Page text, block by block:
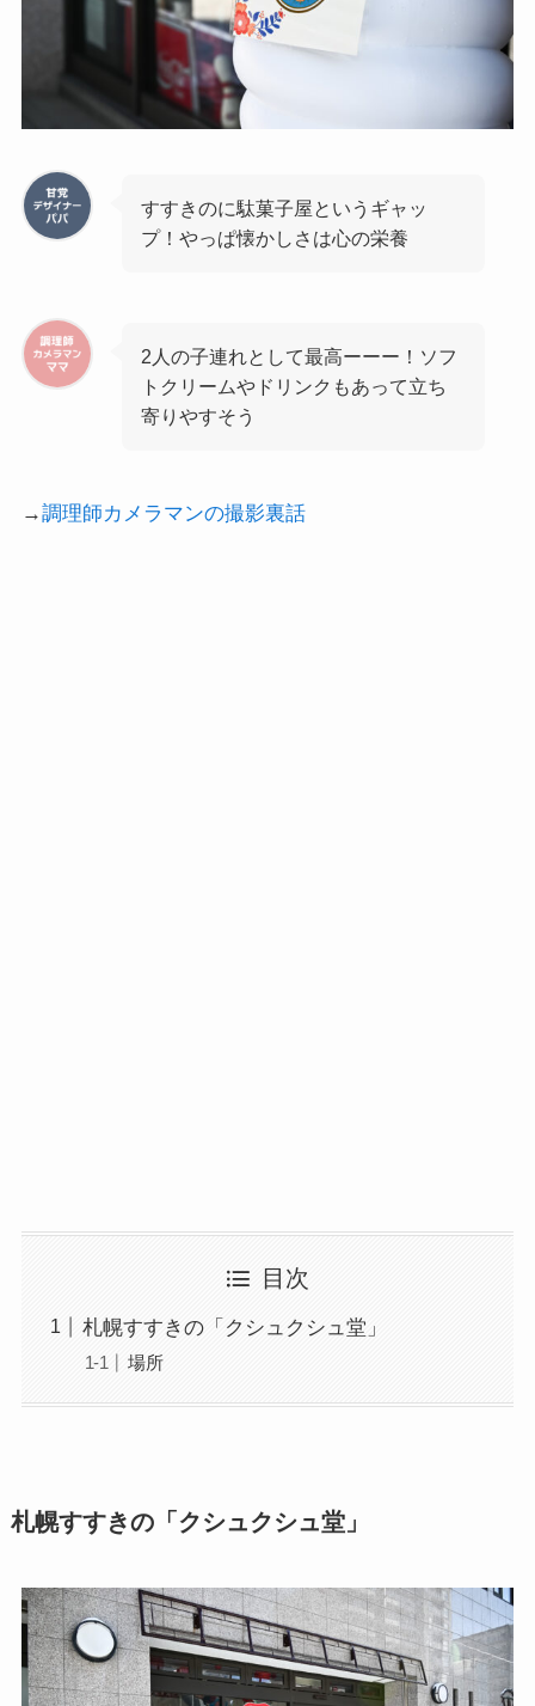
すすきのに駄菓子屋というギャッ
プ！やっぱ懐かしさは心の栄養
2人の子連れとして最高ーーー！ソフ
トクリームやドリンクもあって立ち
寄りやすそう
→調理師カメラマンの撮影裏話
目次
札幌すすきの「クシュクシュ堂」
場所
札幌すすきの「クシュクシュ堂」